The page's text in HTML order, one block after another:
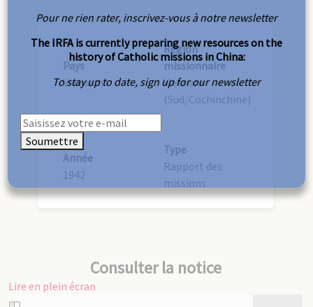
Pays
Vietnam
Région
missionnaire
Vietnam
(Sud/Cochinchine)
Année
1942
Type
Rapport des
missions
Consulter la notice
Lire en plein écran
Aller
Pour ne rien rater, inscrivez-vous à notre newsletter
The IRFA is currently preparing new resources on the
history of Catholic missions in China:
To stay up to date, sign up for our newsletter
Soumettre